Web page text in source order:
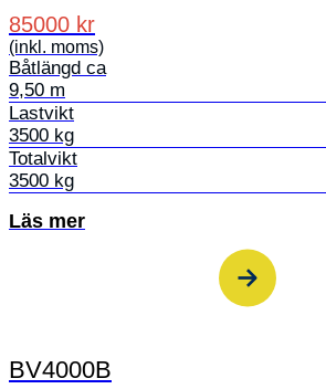
85000 kr
(inkl. moms)
Båtlängd ca
9,50 m
Lastvikt
3500 kg
Totalvikt
3500 kg
Läs mer
BV4000B